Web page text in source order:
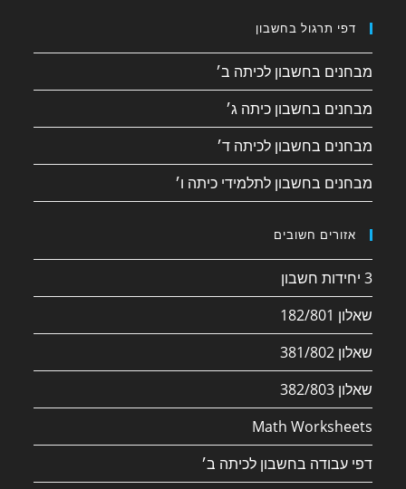
דפי תרגול בחשבון
מבחנים בחשבון לכיתה ב׳
מבחנים בחשבון כיתה ג׳
מבחנים בחשבון לכיתה ד׳
מבחנים בחשבון לתלמידי כיתה ו׳
אזורים חשובים
3 יחידות חשבון
שאלון 182/801
שאלון 381/802
שאלון 382/803
Math Worksheets
דפי עבודה בחשבון לכיתה ב׳